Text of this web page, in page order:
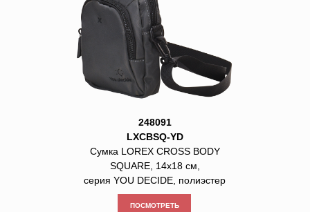
248091
LXCBSQ-YD
Сумка LOREX CROSS BODY
SQUARE, 14х18 см,
серия YOU DECIDE, полиэстер
ПОСМОТРЕТЬ